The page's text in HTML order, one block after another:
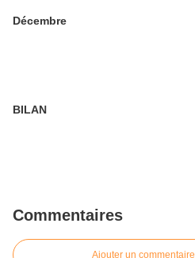
Décembre
BILAN
Commentaires
Ajouter un commentaire